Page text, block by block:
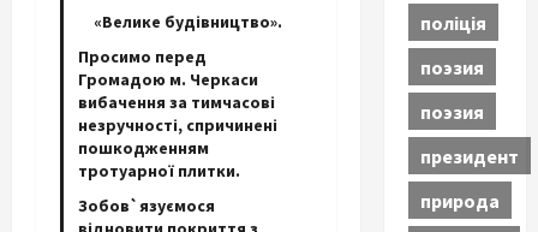
«Велике будівництво».
Просимо перед
Громадою м. Черкаси
вибачення за тимчасові
незручності, спричинені
пошкодженням
тротуарної плитки.
Зобов`язуємося
поліція
поэзия
поэзия
президент
природа